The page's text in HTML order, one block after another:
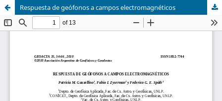
Respuesta de geófonos a campos electromagnéticos